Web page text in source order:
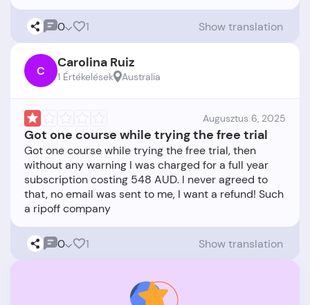
0 1 Show translation
C Carolina Ruiz
1 Értékelések Australia
Augusztus 6, 2025
Got one course while trying the free trial
Got one course while trying the free trial, then
without any warning I was charged for a full year
subscription costing 548 AUD. I never agreed to
that, no email was sent to me, I want a refund! Such
0 1 Show translation